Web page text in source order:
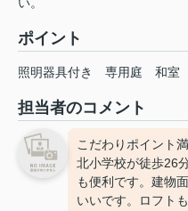
ポイント
照明器具付き 専用庭 和室
担当者のコメント
こだわりポイント
北小学校が徒歩26
も便利です。建物
いいです。ロフト